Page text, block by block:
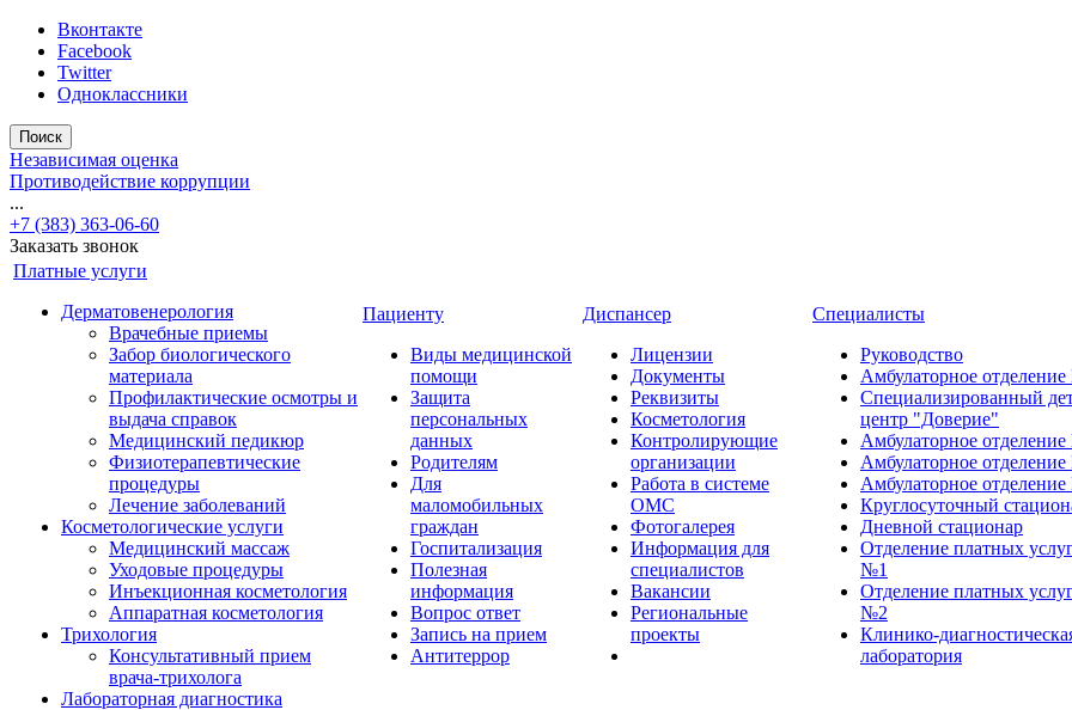
Вконтакте
Facebook
Twitter
Одноклассники
Поиск
Независимая оценка
Противодействие коррупции
...
+7 (383) 363-06-60
Заказать звонок
Платные услуги
Дерматовенерология
Врачебные приемы
Забор биологического
материала
Профилактические осмотры и
выдача справок
Медицинский педикюр
Физиотерапевтические
процедуры
Лечение заболеваний
Косметологические услуги
Медицинский массаж
Уходовые процедуры
Инъекционная косметология
Аппаратная косметология
Трихология
Консультативный прием
врача-трихолога
Лабораторная диагностика
Пациенту
Виды медицинской
помощи
Защита
персональных
данных
Родителям
Для
маломобильных
граждан
Госпитализация
Полезная
информация
Вопрос ответ
Запись на прием
Антитеррор
Диспансер
Лицензии
Документы
Реквизиты
Косметология
Контролирующие
организации
Работа в системе
ОМС
Фотогалерея
Информация для
специалистов
Вакансии
Региональные
проекты
Специалисты
Руководство
Амбулаторное
Специализированный
центр "Доверие"
Амбулаторное
Амбулаторное
Амбулаторное
Круглосуточный
Дневной стационар
Отделение платных
№1
Отделение платных
№2
Клинико-
лаборатория